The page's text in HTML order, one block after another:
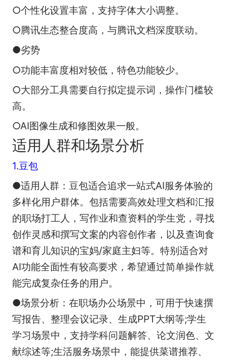
○个性化设置丰富，支持字体大小调整。
○腾讯生态整合度高，与腾讯文档深度联动。
●劣势
○功能丰富度相对较低，特色功能较少。
○大部分工具需要自行拟定提示词，操作门槛较
高。
○AI图像生成和修图效果一般。
适用人群和场景分析
1.豆包
●适用人群：豆包适合追求一站式AI服务体验的
多样化用户群体。包括需要高效处理文档和汇报
的职场打工人，写作业和查资料的学生党，寻找
创作灵感和撰写文案的内容创作者，以及查询食
谱和育儿知识的宝妈/家庭主妇等。特别适合对
AI功能全面性有较高要求，希望通过简单操作就
能完成复杂任务的用户。
●场景分析：在职场办公场景中，可用于快速撰
写报告、整理会议记录、生成PPT大纲等;学生
学习场景中，支持学科问题解答、论文润色、文
献综述等;生活服务场景中，能提供菜谱推荐、